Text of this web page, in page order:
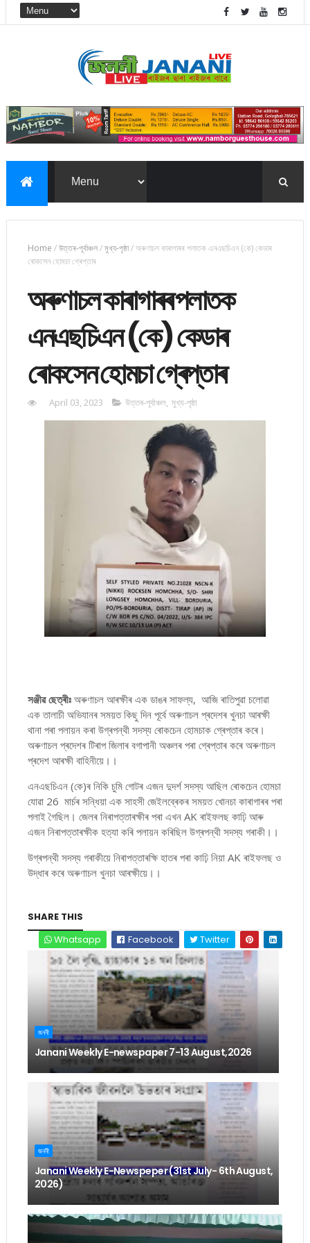
Home /উত্তৰ-পূৰ্বাঞ্চল/মুখ্য-পৃষ্ঠা/অৰুণাচল কাৰাগাৰৰ পলাতক এনএছচিএন (কে) কেডাৰ
ৰোকসেন হোমচা গ্ৰেপ্তাৰ
অৰুণাচল কাৰাগাৰৰ পলাতক
এনএছচিএন (কে) কেডাৰ
ৰোকসেন হোমচা গ্ৰেপ্তাৰ
April 03, 2023 উত্তৰ-পূৰ্বাঞ্চল মুখ্য-পৃষ্ঠা
সঞ্জীৱ ছেত্ৰীঃঅৰুণাচল আৰক্ষীৰ এক ডাঙৰ সাফল্য, আজি ৰাতিপুৱা চলোৱা
এক তালাচী অভিযানৰ সময়ত কিছু দিন পূৰ্বে অৰুণাচল প্ৰদেশৰ খুনচা আৰক্ষী
থানা পৰা পলায়ন কৰা উগ্ৰপন্থী সদস্য ৰোকচেন হোমচাক গ্ৰেপ্তাৰ কৰে।
অৰুণাচল প্ৰদেশৰ টিৰাপ জিলাৰ বগাপানী অঞ্চলৰ পৰা গ্ৰেপ্তাৰ কৰে অৰুণাচল
প্ৰদেশ আৰক্ষী বাহিনীয়ে।।
এনএছচিএন (কে)ৰ নিকি চুমি গোটৰ এজন দুদৰ্শ সদস্য আছিল ৰোকচেন হোমচা
যোৱা 26 মাৰ্চৰ সন্ধিয়া এক সাহসী জেইলব্ৰেকৰ সময়ত খোনচা কাৰাগাৰৰ পৰা
পলাই গৈছিল। জেলৰ নিৰাপত্তাৰক্ষীৰ পৰা এখন AK ৰাইফলছ কাঢ়ি আৰু
এজন নিৰাপত্তাৰক্ষীক হত্যা কৰি পলায়ন কৰিছিল উগ্ৰপন্থী সদস্য গৰাকী।।
উগ্ৰপন্থী সদস্য গৰাকীয়ে নিৰাপত্তাৰক্ষি হাতৰ পৰা কাঢ়ি নিয়া AK ৰাইফলছ ও
উদ্ধাৰ কৰে অৰুণাচল খুনচা আৰক্ষীয়ে।।
SHARE THIS
Whatsapp
Facebook Twitter
জননী
Janani Weekly E-newspaper 7-13 August,2026
জননী
Janani Weekly E-Newspeper (31st July- 6th August,
2026)